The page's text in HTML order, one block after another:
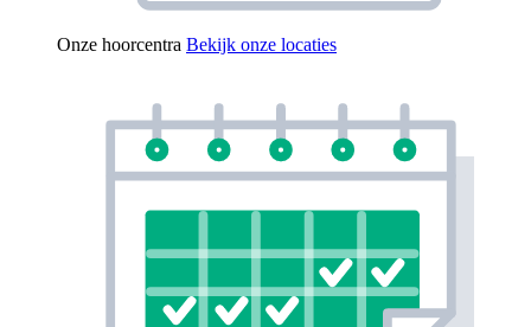
Onze hoorcentra Bekijk onze locaties